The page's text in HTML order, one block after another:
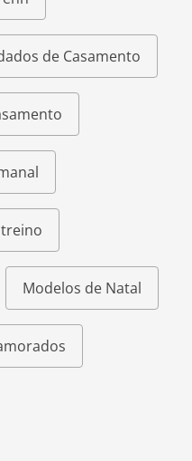
de Casamento
Modelos de Natal